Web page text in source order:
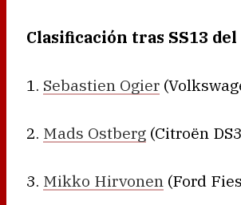
Clasificación tras SS13
1. Sebastien Ogier
2. Mads Ostberg (Citroën
3. Mikko Hirvonen (Ford